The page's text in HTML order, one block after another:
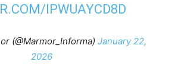
IPWUAYCD8D
(@Marmor_Informa) January 22,
2026